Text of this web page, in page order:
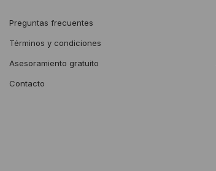
Preguntas frecuentes
Términos y condiciones
Asesoramiento gratuito
Contacto